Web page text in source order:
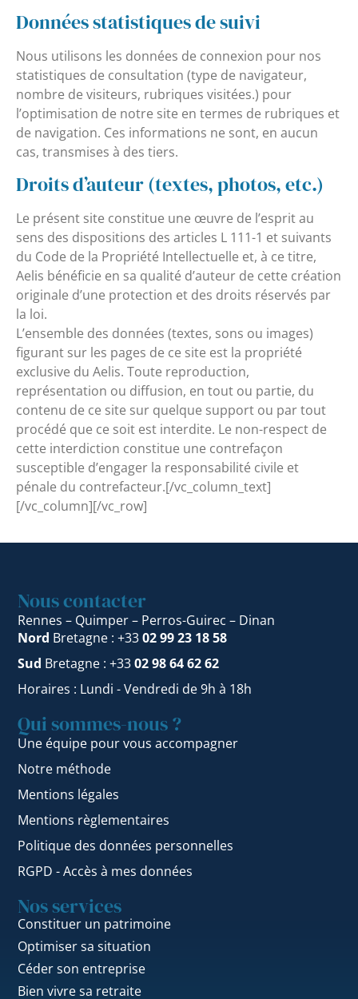
Données statistiques de suivi
Nous utilisons les données de connexion pour nos
statistiques de consultation (type de navigateur,
nombre de visiteurs, rubriques visitées.) pour
l’optimisation de notre site en termes de rubriques et
de navigation. Ces informations ne sont, en aucun
cas, transmises à des tiers.
Droits d’auteur (textes, photos, etc.)
Le présent site constitue une œuvre de l’esprit au
sens des dispositions des articles L 111-1 et suivants
du Code de la Propriété Intellectuelle et, à ce titre,
Aelis bénéficie en sa qualité d’auteur de cette création
originale d’une protection et des droits réservés par
la loi.
L’ensemble des données (textes, sons ou images)
figurant sur les pages de ce site est la propriété
exclusive du Aelis. Toute reproduction,
représentation ou diffusion, en tout ou partie, du
contenu de ce site sur quelque support ou par tout
procédé que ce soit est interdite. Le non-respect de
cette interdiction constitue une contrefaçon
susceptible d’engager la responsabilité civile et
pénale du contrefacteur.[/vc_column_text]
[/vc_column][/vc_row]
Qui sommes-nous ?
Une équipe pour vous accompagner
Notre méthode
Mentions légales
Mentions règlementaires
Politique des données personnelles
RGPD - Accès à mes données
Nos services
Constituer un patrimoine
Optimiser sa situation
Céder son entreprise
Bien vivre sa retraite
Nous contacter
Rennes – Quimper – Perros-Guirec – Dinan
Nord Bretagne : +3302 99 23 18 58
Sud Bretagne : +3302 98 64 62 62
Horaires : Lundi - Vendredi de 9h à 18h